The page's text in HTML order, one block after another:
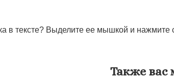
в тексте? Выделите ее мышкой и нажмите
Также вас